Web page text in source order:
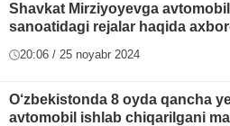
Shavkat Mirziyoyevga avtomobil
sanoatidagi rejalar haqida
20:06 / 25 noyabr 2024
O‘zbekistonda 8 oyda qancha
avtomobil ishlab chiqarilgani